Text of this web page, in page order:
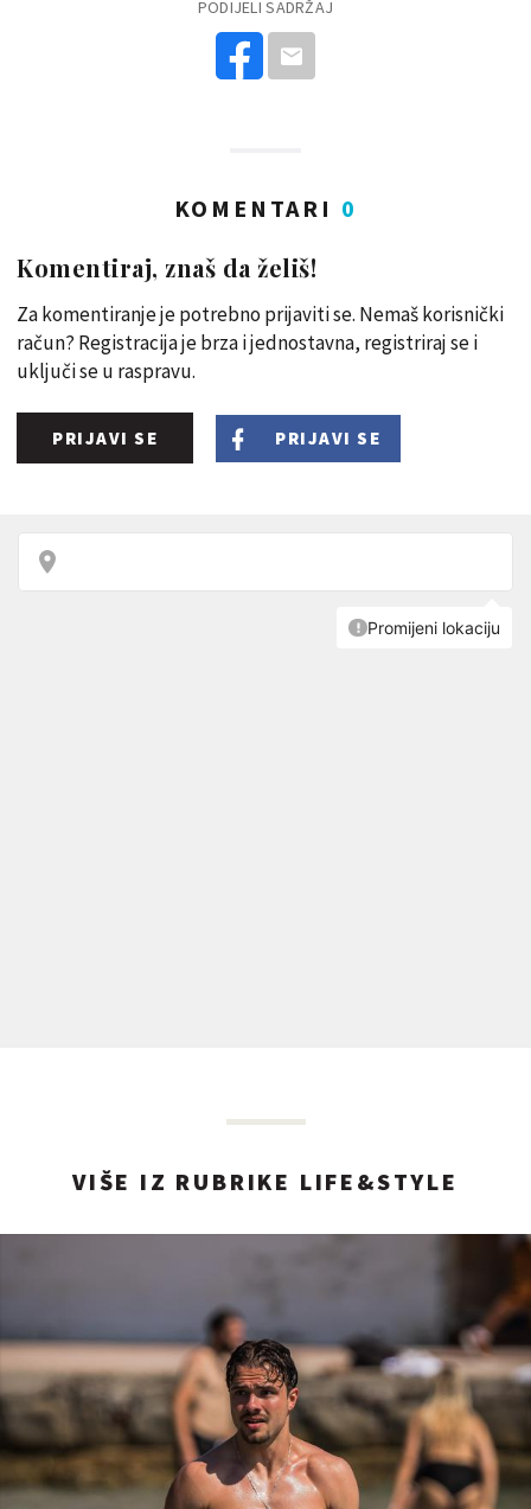
PODIJELI SADRŽAJ
KOMENTARI 0
Komentiraj, znaš da želiš!
Za komentiranje je potrebno prijaviti se. Nemaš korisnički
račun? Registracija je brza i jednostavna, registriraj se i
uključi se u raspravu.
PRIJAVI SE PRIJAVI SE
VIŠE IZ RUBRIKE LIFE&STYLE